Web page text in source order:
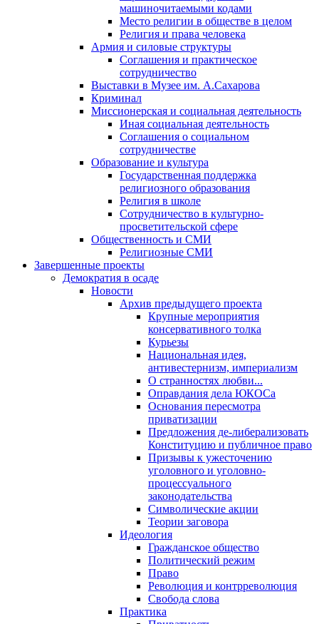
машиночитаемыми кодами
Место религии в обществе в целом
Религия и права человека
Армия и силовые структуры
Соглашения и практическое
сотрудничество
Выставки в Музее им. А.Сахарова
Криминал
Миссионерская и социальная деятельность
Иная социальная деятельность
Соглашения о социальном
сотрудничестве
Образование и культура
Государственная поддержка
религиозного образования
Религия в школе
Сотрудничество в культурно-
просветительской сфере
Общественность и СМИ
Религиозные СМИ
Завершенные проекты
Демократия в осаде
Новости
Архив предыдущего проекта
Крупные мероприятия
консервативного толка
Курьезы
Национальная идея,
антивестернизм, империализм
О странностях любви...
Оправдания дела ЮКОСа
Основания пересмотра
приватизации
Предложения де-либерализовать
Конституцию и публичное право
Призывы к ужесточению
уголовного и уголовно-
процессуального
законодательства
Символические акции
Теории заговора
Идеология
Гражданское общество
Политический режим
Право
Революция и контрреволюция
Свобода слова
Практика